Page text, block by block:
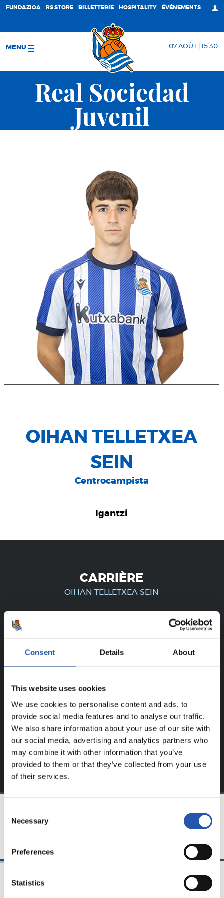
Consent Details About
This website uses cookies
We use cookies to personalise content and ads, to
provide social media features and to analyse our traffic.
We also share information about your use of our site with
our social media, advertising and analytics partners who
may combine it with other information that you’ve
provided to them or that they’ve collected from your use
of their services.
Selection
Necessary
Preferences
Statistics
FUNDAZIOA RS STORE BILLETTERIE HOSPITALITY ÉVÉNEMENTS
MENU 07 AOÛT | 15:30
Real Sociedad
Juvenil
OIHAN TELLETXEA
SEIN
Centrocampista
Igantzi
CARRIÈRE
OIHAN TELLETXEA SEIN
UTILISATEURS ENREGISTRÉS !
notre site web.
S'inscrire en cliquant sur l' Identifiant
et profitez du
contenu exclusif pour vous.